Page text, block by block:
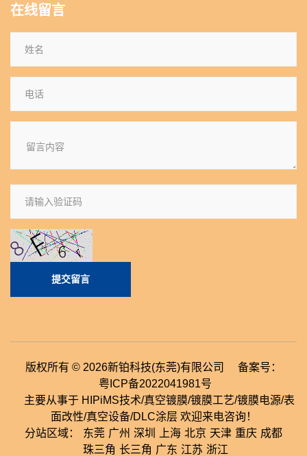
在线留言
提交留言
版权所有 © 2026新铂科技(东莞)有限公司 备案号：
粤ICP备2022041981号
主要从事于 HIPiMS技术/真空镀膜/镀膜工艺/镀膜电源/表
面改性/真空设备/DLC涂层 欢迎来电咨询！
分站区域：
东莞 广州 深圳 上海 北京 天津 重庆 成都
珠三角 长三角 广东 江苏 浙江